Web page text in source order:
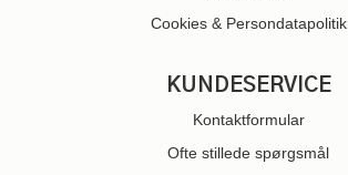
Cookies & Persondatapolitik
KUNDESERVICE
Kontaktformular
Ofte stillede spørgsmål